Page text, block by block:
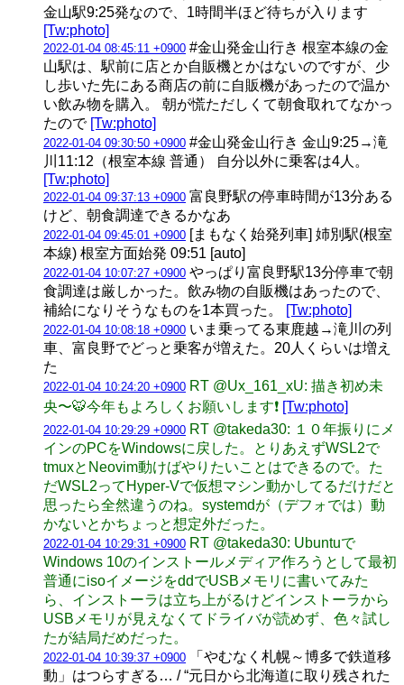
金山駅9:25発なので、1時間半ほど待ちが入ります
[Tw:photo]
2022-01-04 08:45:11 +0900 #金山発金山行き 根室本線の金
山駅は、駅前に店とか自販機とかはないのですが、少
し歩いた先にある商店の前に自販機があったので温か
い飲み物を購入。 朝が慌ただしくて朝食取れてなかっ
たので [Tw:photo]
2022-01-04 09:30:50 +0900 #金山発金山行き 金山9:25→滝
川11:12（根室本線 普通） 自分以外に乗客は4人。
[Tw:photo]
2022-01-04 09:37:13 +0900 富良野駅の停車時間が13分ある
けど、朝食調達できるかなあ
2022-01-04 09:45:01 +0900 [まもなく始発列車] 姉別駅(根室
本線) 根室方面始発 09:51 [auto]
2022-01-04 10:07:27 +0900 やっぱり富良野駅13分停車で朝
食調達は厳しかった。飲み物の自販機はあったので、
補給になりそうなものを1本買った。
[Tw:photo]
2022-01-04 10:08:18 +0900 いま乗ってる東鹿越→滝川の列
車、富良野でどっと乗客が増えた。20人くらいは増え
た
2022-01-04 10:24:20 +0900 RT @Ux_161_xU: 描き初め未
央〜🐯今年もよろしくお願いします❗️ [Tw:photo]
2022-01-04 10:29:29 +0900 RT @takeda30: １０年振りにメ
インのPCをWindowsに戻した。とりあえずWSL2で
tmuxとNeovim動けばやりたいことはできるので。た
だWSL2ってHyper-Vで仮想マシン動かしてるだけだと
思ったら全然違うのね。systemdが（デフォでは）動
かないとかちょっと想定外だった。
2022-01-04 10:29:31 +0900 RT @takeda30: Ubuntuで
Windows 10のインストールメディア作ろうとして最初
普通にisoイメージをddでUSBメモリに書いてみた
ら、インストーラは立ち上がるけどインストーラから
USBメモリが見えなくてドライバが読めず、色々試し
たが結局だめだった。
2022-01-04 10:39:37 +0900 「やむなく札幌～博多で鉄道移
動」はつらすぎる… / “元日から北海道に取り残された